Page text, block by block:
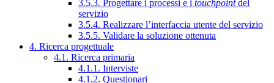
3.5.3. Progettare i processi e i touchpointdel
servizio
3.5.4. Realizzare l’interfaccia utente del servizio
3.5.5. Validare la soluzione ottenuta
4. Ricerca progettuale
4.1. Ricerca primaria
4.1.1. Interviste
4.1.2. Questionari